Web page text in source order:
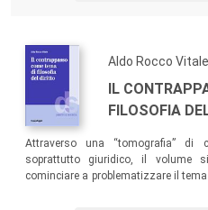
Aldo Rocco Vitale
IL
FILOSOFIA
Attraverso una “tomografia” di
soprattutto giuridico, il volume
cominciare a problematizzare il
contemporanei l’idea che –